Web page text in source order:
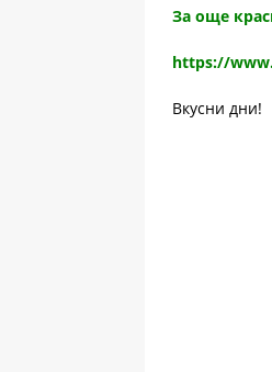
За още
https://
Вкусни дни!